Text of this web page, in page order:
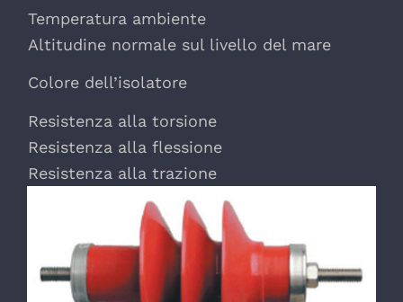
Temperatura ambiente
Altitudine normale sul livello del mare
Colore dell’isolatore
Resistenza alla torsione
Resistenza alla flessione
Resistenza alla trazione